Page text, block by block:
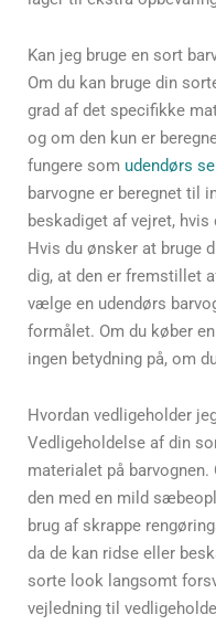
Kan jeg bruge en sort
Om du kan bruge din
grad af det specifikke
og om den kun er
fungere som udendørs
barvogne er beregnet til
beskadiget af vejret,
Hvis du ønsker at bruge
dig, at den er fremstillet
vælge en udendørs
formålet. Om du køber
ingen betydning på, om
Hvordan vedligeholder
Vedligeholdelse af din
materialet på
den med en mild
brug af skrappe
da de kan ridse eller
sorte look langsomt
vejledning til